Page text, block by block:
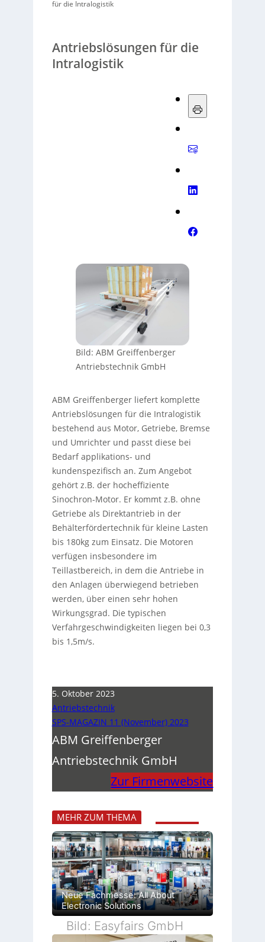
für die Intralogistik
Antriebslösungen für die
Intralogistik
Bild: ABM Greiffenberger
Antriebstechnik GmbH
ABM Greiffenberger liefert komplette
Antriebslösungen für die Intralogistik
bestehend aus Motor, Getriebe, Bremse
und Umrichter und passt diese bei
Bedarf applikations- und
kundenspezifisch an. Zum Angebot
gehört z.B. der hocheffiziente
Sinochron-Motor. Er kommt z.B. ohne
Getriebe als Direktantrieb in der
Behälterfördertechnik für kleine Lasten
bis 180kg zum Einsatz. Die Motoren
verfügen insbesondere im
Teillastbereich, in dem die Antriebe in
den Anlagen überwiegend betrieben
werden, über einen sehr hohen
Wirkungsgrad. Die typischen
Verfahrgeschwindigkeiten liegen bei 0,3
bis 1,5m/s.
5. Oktober 2023
Antriebstechnik
SPS-MAGAZIN 11 (November) 2023
ABM Greiffenberger
Antriebstechnik GmbH
Zur Firmenwebsite
MEHR ZUM THEMA
Neue Fachmesse: All About
Electronic Solutions
Bild: Easyfairs GmbH